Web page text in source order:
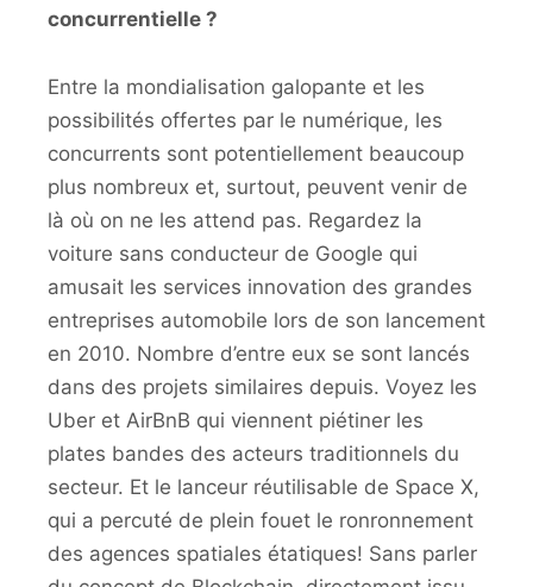
concurrentielle ?
Entre la mondialisation galopante et les
possibilités offertes par le numérique, les
concurrents sont potentiellement beaucoup
plus nombreux et, surtout, peuvent venir de
là où on ne les attend pas. Regardez la
voiture sans conducteur de Google qui
amusait les services innovation des grandes
entreprises automobile lors de son lancement
en 2010. Nombre d’entre eux se sont lancés
dans des projets similaires depuis. Voyez les
Uber et AirBnB qui viennent piétiner les
plates bandes des acteurs traditionnels du
secteur. Et le lanceur réutilisable de Space X,
qui a percuté de plein fouet le ronronnement
des agences spatiales étatiques! Sans parler